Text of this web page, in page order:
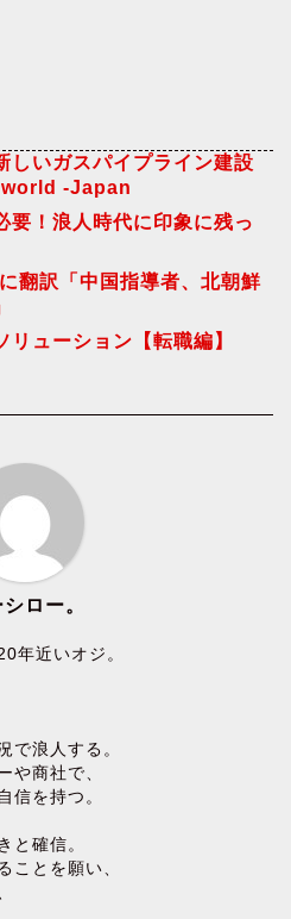
しいガスパイプライン建設
-Japan
要！浪人時代に印象に残っ
翻訳「中国指導者、北朝鮮
リューション【転職編】
ロー。
年近いオジ。
で浪人する。
や商社で、
信を持つ。
と確信。
ことを願い、